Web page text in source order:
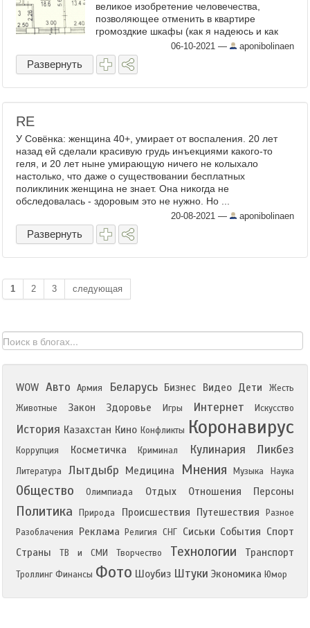
великое изобретение человечества,
позволяющее отменить в квартире
громоздкие шкафы (как я надеюсь и как
Рома собирается сделать). По сути, в
квартире я была всего один раз проездом,
когда ...
06-10-2021 — aponibolinaen
Развернуть
RE
У Совёнка: женщина 40+, умирает от воспаления. 20 лет
назад ей сделали красивую грудь инъекциями какого-то
геля, и 20 лет ныне умирающую ничего не колыхало
настолько, что даже о существовании бесплатных
поликлиник женщина не знает. Она никогда не
обследовалась - здоровым это не нужно. Но ...
20-08-2021 — aponibolinaen
Развернуть
1 2 3 следующая
WOW Авто Армия Беларусь Бизнес Видео Дети
Жесть
Животные
Закон Здоровье Игры Интернет Искусство
История Казахстан Кино Конфликты Коронавирус
Коррупция Косметичка Криминал Кулинария Ликбез
Литература Лытдыбр Медицина Мнения Музыка Наука
Общество Олимпиада Отдых Отношения Персоны
Политика Природа Происшествия Путешествия
Разное
Разоблачения
Реклама Религия СНГ Сиськи События Спорт
Страны
ТВ и СМИ Творчество Технологии Транспорт
Троллинг Финансы Фото Шоубиз Штуки Экономика Юмор